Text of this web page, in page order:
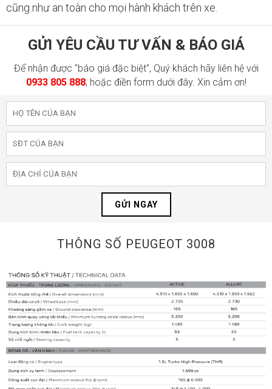
cũng như an toàn cho mọi hành khách trên xe.
GỬI YÊU CẦU TƯ VẤN & BÁO GIÁ
Để nhận được "báo giá đặc biệt", Quý khách hãy liên hệ với
0933 805 888, hoặc điền form dưới đây. Xin cảm ơn!
GỬI NGAY
THÔNG SỐ PEUGEOT 3008